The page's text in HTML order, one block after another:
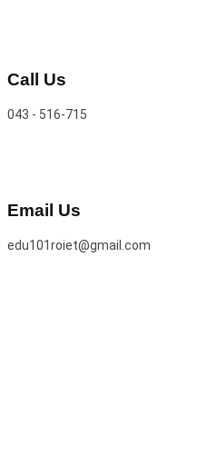
Call Us
043 - 516-715
Email Us
edu101roiet@gmail.com